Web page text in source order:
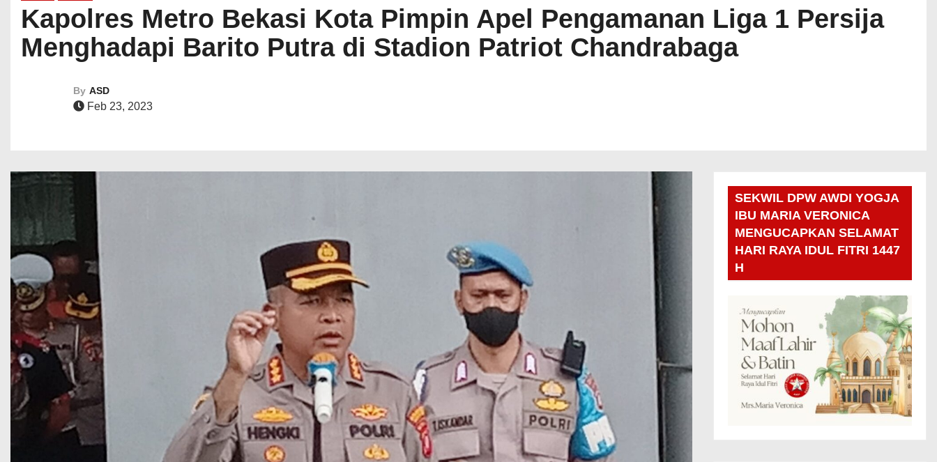
Kapolres Metro Bekasi Kota Pimpin Apel Pengamanan Liga 1 Persija
Menghadapi Barito Putra di Stadion Patriot Chandrabaga
By ASD
Feb 23, 2023
SEKWIL DPW AWDI YOGJA
IBU MARIA VERONICA
MENGUCAPKAN SELAMAT
HARI RAYA IDUL FITRI 1447
H